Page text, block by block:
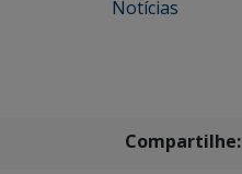
Notícias
Compartilhe: